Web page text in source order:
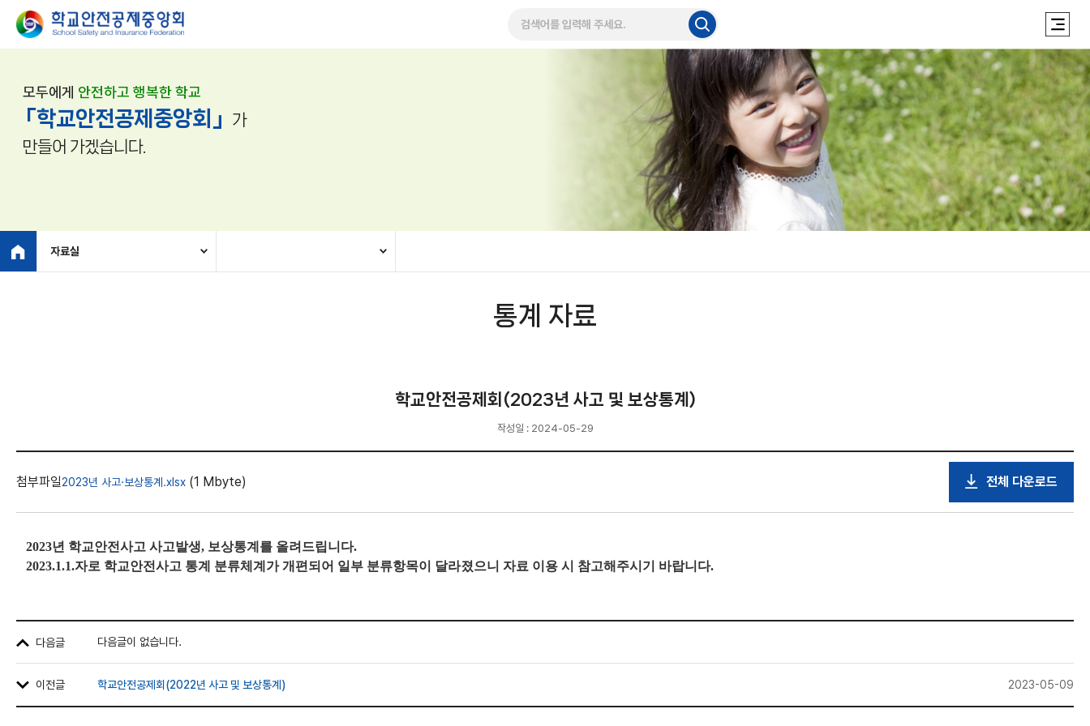
모두에게 안전하고 행복한 학교
「학교안전공제중앙회」
가
만들어 가겠습니다.
자료실
통계 자료
학교안전공제회(2023년 사고 및 보상통계)
작성일 : 2024-05-29
첨부파일2023년 사고·보상통계.xlsx (1 Mbyte) 전체 다운로드
2023년 학교안전사고 사고발생, 보상통계를 올려드립니다.
2023.1.1.자로 학교안전사고 통계 분류체계가 개편되어 일부 분류항목이 달라졌으니 자료 이용 시 참고해주시기 바랍니다.
다음글 다음글이 없습니다.
이전글 학교안전공제회(2022년 사고 및 보상통계) 2023-05-09